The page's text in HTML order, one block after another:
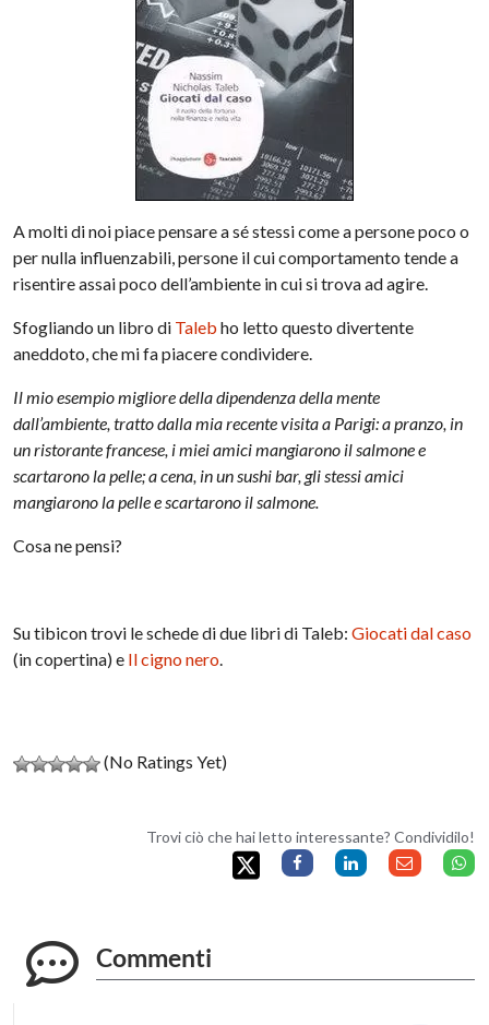
A molti di noi piace pensare a sé stessi come a persone poco o
per nulla influenzabili, persone il cui comportamento tende a
risentire assai poco dell’ambiente in cui si trova ad agire.
Sfogliando un libro di Taleb ho letto questo divertente
aneddoto, che mi fa piacere condividere.
Il mio esempio migliore della dipendenza della mente
dall’ambiente, tratto dalla mia recente visita a Parigi: a pranzo, in
un ristorante francese, i miei amici mangiarono il salmone e
scartarono la pelle; a cena, in un sushi bar, gli stessi amici
mangiarono la pelle e scartarono il salmone.
Cosa ne pensi?
Su tibicon trovi le schede di due libri di Taleb:Giocati dal caso
(in copertina) e Il cigno nero.
(No Ratings Yet)
Trovi ciò che hai letto interessante? Condividilo!
Commenti